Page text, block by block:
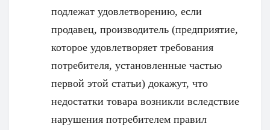
подлежат удовлетворению, если
продавец, производитель (предприятие,
которое удовлетворяет требования
потребителя, установленные частью
первой этой статьи) докажут, что
недостатки товара возникли вследствие
нарушения потребителем правил